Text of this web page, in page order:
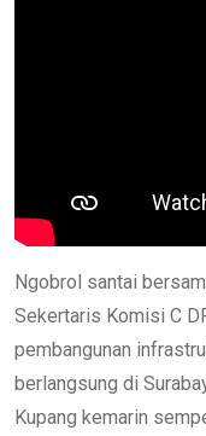
Ngobrol santai
Sekertaris Komisi C
pembangunan
berlangsung di
Kupang kemarin